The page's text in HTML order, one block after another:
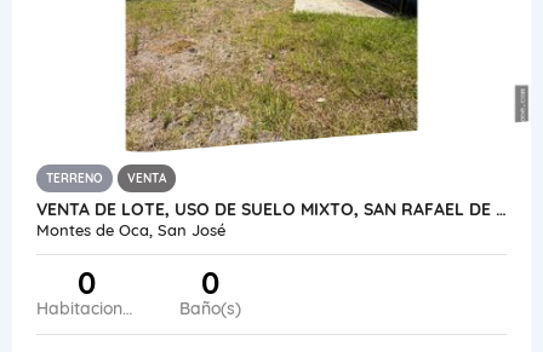
TERRENO VENTA
VENTA DE LOTE, USO DE SUELO MIXTO, SAN RAFAEL DE MONTES DE OCA
Montes de Oca, San José
0
Habitaciones
0
Baño(s)